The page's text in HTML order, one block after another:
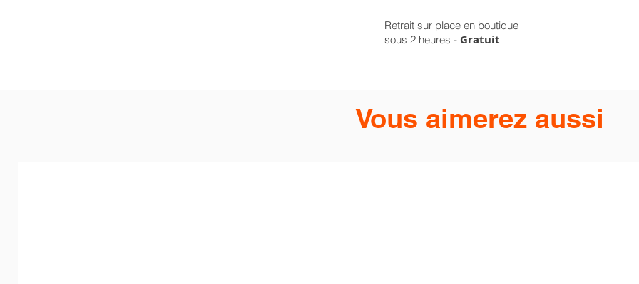
Retrait sur place en boutique
sous 2 heures - Gratuit
Vous aimerez aussi